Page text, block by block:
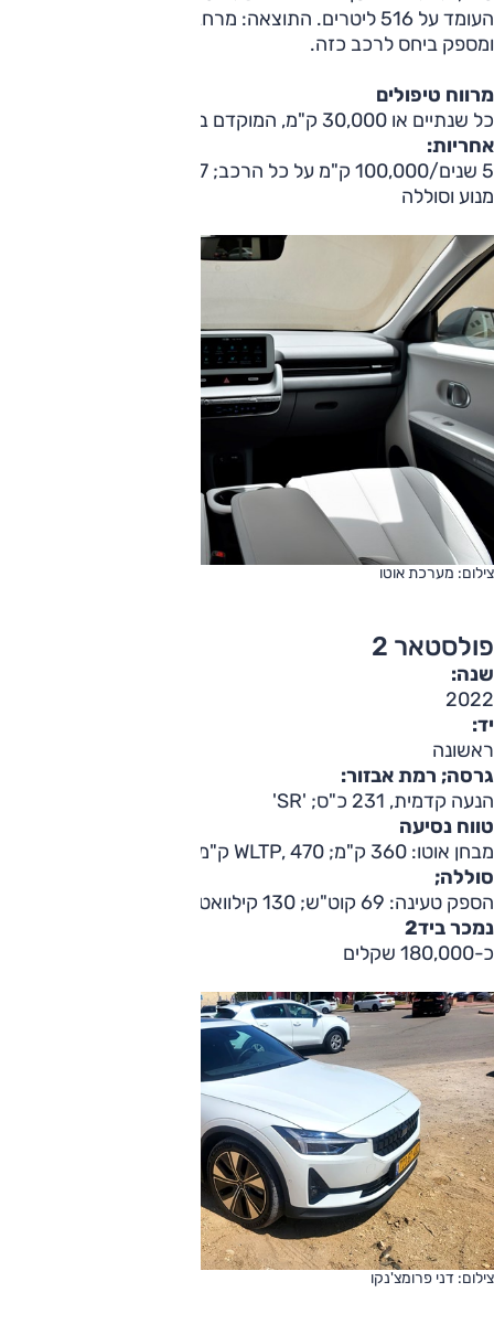
העומד על 516 ליטרים. התוצאה: מרחב פנים גדול באופן מרשים
ומספק ביחס לרכב כזה.
מרווח טיפולים
כל שנתיים או 30,000 ק"מ, המוקדם ביניהם.
אחריות:
מנוע וסוללה
צילום: מערכת אוטו
פולסטאר 2
שנה:
2022
יד:
ראשונה
גרסה; רמת אבזור:
הנעה קדמית, 231 כ"ס; 'SR'
טווח נסיעה
מבחן אוטו: 360 ק"מ; WLTP, 470 ק"מ
סוללה;
הספק טעינה: 69 קוט"ש; 130 קילוואט
נמכר ביד2
כ-180,000 שקלים
צילום: דני פרומצ'נקו